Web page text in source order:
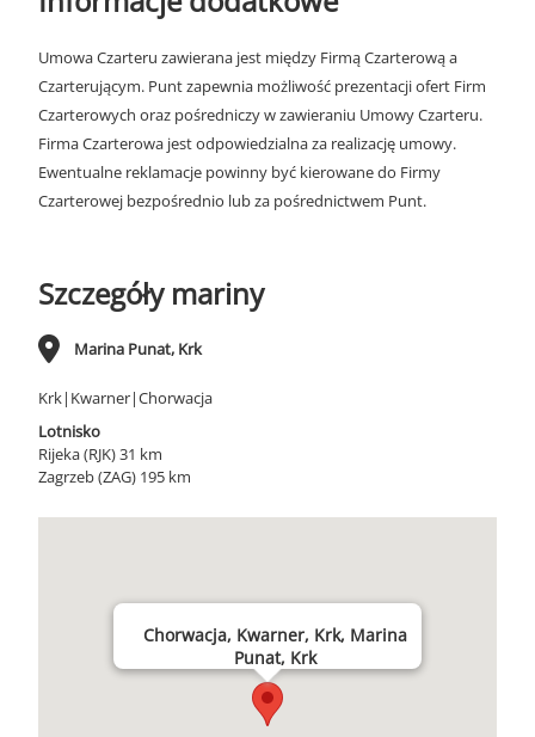
Umowa Czarteru zawierana jest między Firmą Czarterową a
Czarterującym. Punt zapewnia możliwość prezentacji ofert Firm
Czarterowych oraz pośredniczy w zawieraniu Umowy Czarteru.
Firma Czarterowa jest odpowiedzialna za realizację umowy.
Ewentualne reklamacje powinny być kierowane do Firmy
Czarterowej bezpośrednio lub za pośrednictwem Punt.
Szczegóły mariny
Marina Punat, Krk
Krk|Kwarner|Chorwacja
Lotnisko
Rijeka (RJK) 31 km
Zagrzeb (ZAG) 195 km
Chorwacja, Kwarner, Krk, Marina
Punat, Krk